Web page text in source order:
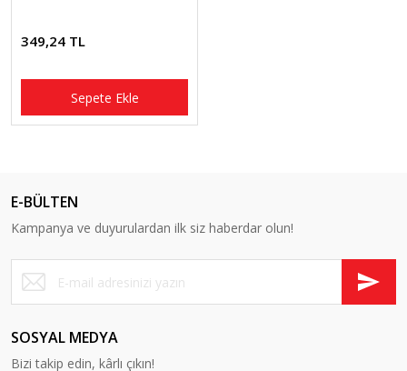
349,24 TL
Sepete Ekle
E-BÜLTEN
Kampanya ve duyurulardan ilk siz haberdar olun!
SOSYAL MEDYA
Bizi takip edin, kârlı çıkın!